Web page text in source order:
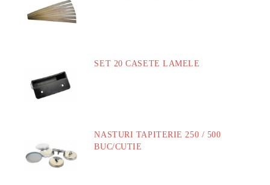
SET 20 CASETE LAMELE
NASTURI TAPITERIE 250 / 500
BUC/CUTIE